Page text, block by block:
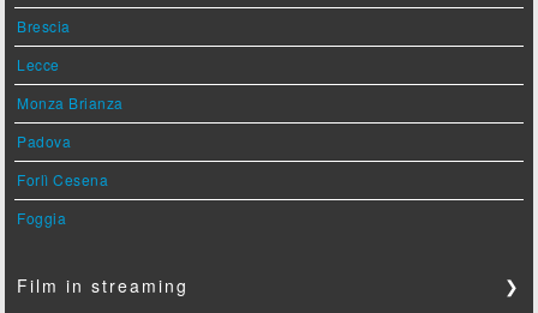
Brescia
Lecce
Monza Brianza
Padova
Forlì Cesena
Foggia
Film in streaming ❯